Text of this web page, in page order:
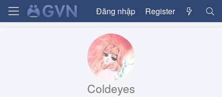
Đăng nhập Register
Coldeyes